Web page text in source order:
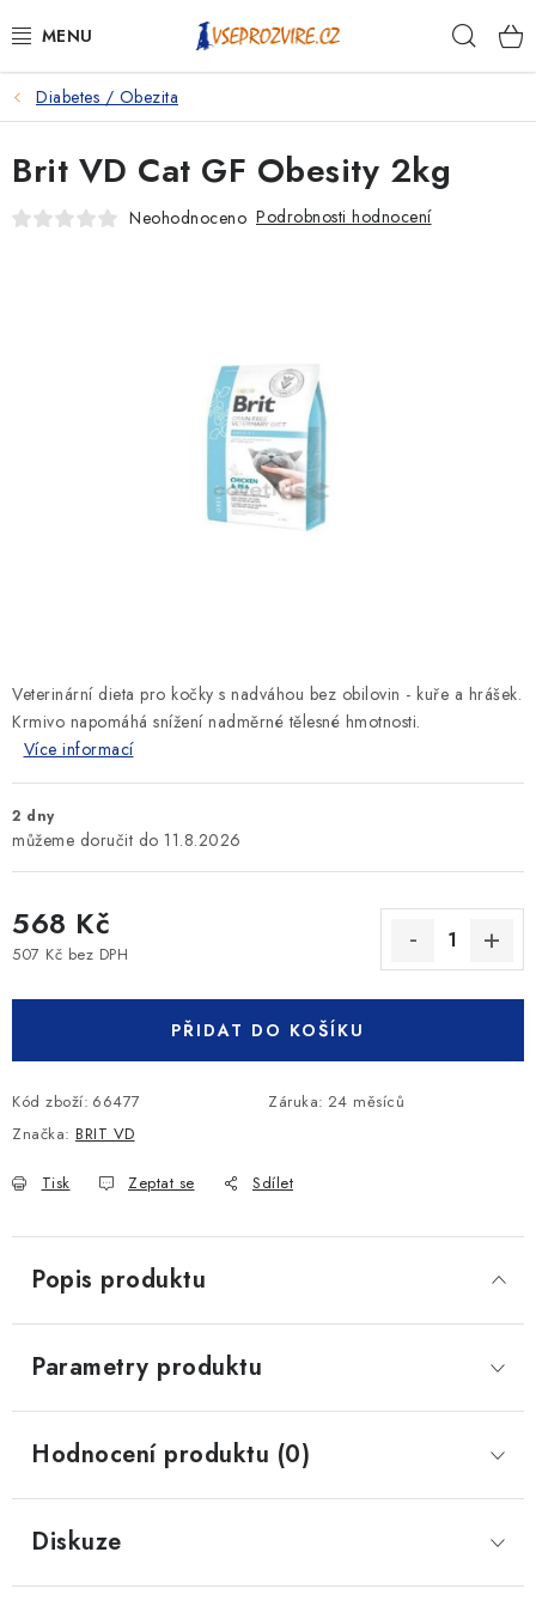
na
PSI
KOČKY
KONĚ
KRÁLÍCI/HLODAVCI/PTÁCI
Podmínky ochrany osobních údajů
Diabetes / Obezita
Veterinární dieta pro kočky s nadváhou bez obilovin - kuře a hrášek.
Krmivo napomáhá snížení nadměrné tělesné hmotnosti.
Více informací
2 dny
11.8.2026
568 Kč
507 Kč bez DPH
PŘIDAT DO KOŠÍKU
Kód zboží: 66477 Záruka: 24 měsíců
Značka: BRIT VD
Tisk Zeptat se Sdílet
Brit VD Cat GF Obesity 2kg
Neohodnoceno Podrobnosti hodnocení
Popis produktu
Parametry produktu
Hodnocení produktu (0)
Diskuze